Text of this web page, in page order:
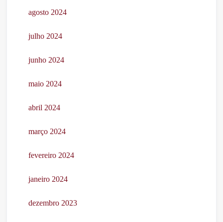
agosto 2024
julho 2024
junho 2024
maio 2024
abril 2024
março 2024
fevereiro 2024
janeiro 2024
dezembro 2023